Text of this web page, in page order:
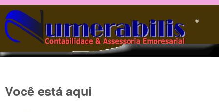
Pular para o conteúdo principal
®️
Você está aqui